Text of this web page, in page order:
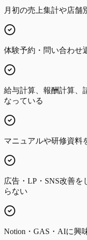
月初の売上集計や店舗
体験予約・問い合わせ
給与計算、報酬計算、
なっている
マニュアルや研修資料
広告・LP・SNS改善
らない
Notion・GAS・AIに興